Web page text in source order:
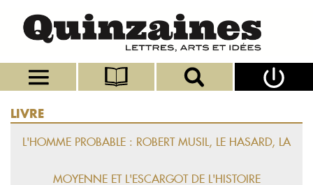
LIVRE
L'HOMME PROBABLE : ROBERT MUSIL, LE HASARD, LA
MOYENNE ET L'ESCARGOT DE L'HISTOIRE